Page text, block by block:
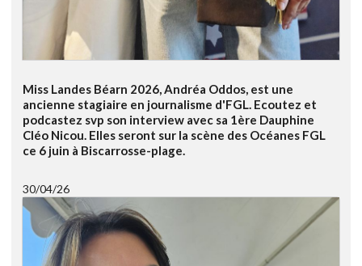
Miss Landes Béarn 2026, Andréa Oddos, est une
ancienne stagiaire en journalisme d'FGL. Ecoutez et
podcastez svp son interview avec sa 1ère Dauphine
Cléo Nicou. Elles seront sur la scène des Océanes FGL
ce 6 juin à Biscarrosse-plage.
30/04/26